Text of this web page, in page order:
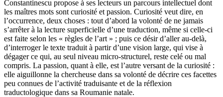
Constantinescu propose à ses lecteurs un parcours intellectuel dont
les maîtres mots sont curiosité et passion. Curiosité veut dire, en
l’occurrence, deux choses : tout d’abord la volonté de ne jamais
s’arrêter à la lecture superficielle d’une traduction, même si celle-ci
est faite selon les « règles de l’art » ; puis ce désir d’aller au-delà,
d’interroger le texte traduit à partir d’une vision large, qui vise à
dégager ce qui, au seul niveau micro-structurel, reste celé ou mal
compris. La passion, quant à elle, est l’autre versant de la curiosité :
elle aiguillonne la chercheuse dans sa volonté de décrire ces facettes
peu connues de l’activité traduisante et de la réflexion
traductologique dans sa Roumanie natale.